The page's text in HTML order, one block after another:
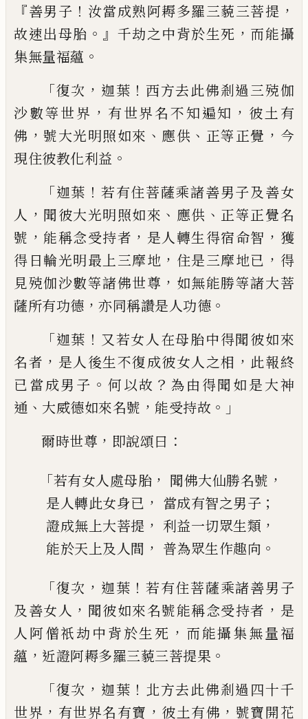
『善男子 ！ 汝當成熟阿耨多羅三藐三菩提 ，
故速出母胎 。』 千劫之中背於生死 ， 而能攝
集無量福蘊 。
「復次 ， 迦葉 ！ 西方去此佛剎過三殑伽
沙數等世界 ， 有世界名不知遍知 ， 彼土有
佛 ，號大光明照如來 、 應供 、 正等正覺 ， 今
現住彼教化利益 。
「迦葉 ！ 若有住菩薩乘諸善男子及善女
人 ， 聞彼大光明照如來 、 應供 、 正等正覺名
號 ， 能稱念受持者 ， 是人轉生得宿命智 ， 獲
得日輪光明最上三摩地 ， 住是三摩地已 ， 得
見殑伽沙數等諸佛世尊 ， 如無能勝等諸大菩
薩所有功德 ， 亦同稱讚是人功德 。
「迦葉 ！ 又若女人在母胎中得聞彼如來
名者 ， 是人後生不復成彼女人之相 ， 此報終
已當成男子 。 何以故 ？ 為由得聞如是大神
通 、 大威德如來名號 ， 能受持故 。」
爾時世尊 ， 即說頌曰 ：
「若有女人處母胎 ， 聞佛大仙勝名號 ，
是人轉此女身已 ， 當成有智之男子 ；
證成無上大菩提 ， 利益一切眾生類 ，
能於天上及人間 ， 普為眾生作趣向 。
「復次 ， 迦葉 ！若有住菩薩乘諸善男子
及善女人 ， 聞彼如來名號能稱念受持者 ， 是
人阿僧祇劫中背於生死 ， 而能攝集無量福
蘊 ， 近證阿耨多羅三藐三菩提果 。
「復次 ， 迦葉 ！ 北方去此佛剎過四十千
世界 ， 有世界名有寶 ， 彼土有佛 ， 號寶開花